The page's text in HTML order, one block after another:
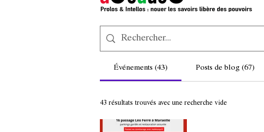
Événements (43) Posts de blog (67)
43 résultats trouvés avec une recherche vide